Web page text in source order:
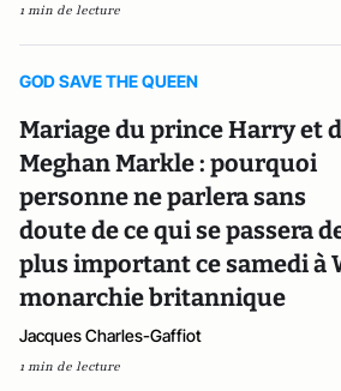
1 min de lecture
GOD SAVE THE QUEEN
Mariage du prince Harry et
Meghan Markle : pourquoi
personne ne parlera sans
doute de ce qui se passera
plus important ce samedi à
monarchie britannique
Jacques Charles-Gaffiot
1 min de lecture